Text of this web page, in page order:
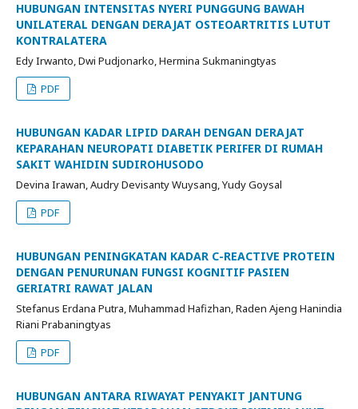
HUBUNGAN INTENSITAS NYERI PUNGGUNG BAWAH
UNILATERAL DENGAN DERAJAT OSTEOARTRITIS LUTUT
KONTRALATERA
Edy Irwanto, Dwi Pudjonarko, Hermina Sukmaningtyas
PDF
HUBUNGAN KADAR LIPID DARAH DENGAN DERAJAT
KEPARAHAN NEUROPATI DIABETIK PERIFER DI RUMAH
SAKIT WAHIDIN SUDIROHUSODO
Devina Irawan, Audry Devisanty Wuysang, Yudy Goysal
PDF
HUBUNGAN PENINGKATAN KADAR C-REACTIVE PROTEIN
DENGAN PENURUNAN FUNGSI KOGNITIF PASIEN
GERIATRI RAWAT JALAN
Stefanus Erdana Putra, Muhammad Hafizhan, Raden Ajeng Hanindia
Riani Prabaningtyas
PDF
HUBUNGAN ANTARA RIWAYAT PENYAKIT JANTUNG